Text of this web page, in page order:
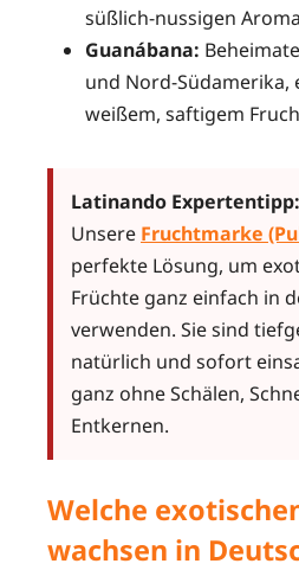
süßlich-nussigen
Guanábana:
und Nord-Südamerika,
weißem, saftigem
Latinando Expertentipp:
Unsere Fruchtmarke
perfekte Lösung, um
Früchte ganz einfach in
verwenden. Sie sind
natürlich und sofort
ganz ohne Schälen,
Entkernen.
Welche
wachsen in